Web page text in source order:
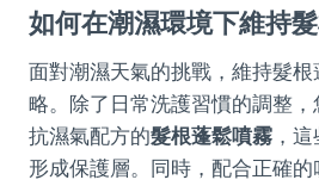
如何在潮濕環境下維持
面對潮濕天氣的挑戰，維持髮
略。除了日常洗護習慣的調整
抗濕氣配方的髮根蓬鬆噴霧 ，
形成保護層。同時，配合正確